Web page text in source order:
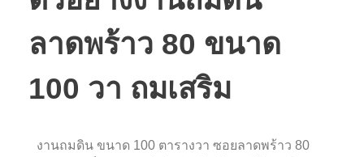
ลาดพร้าว 80 ขนาด
100 วา ถมเสริม
งานถมดิน ขนาด 100 ตารางวา ซอยลาดพร้าว 80